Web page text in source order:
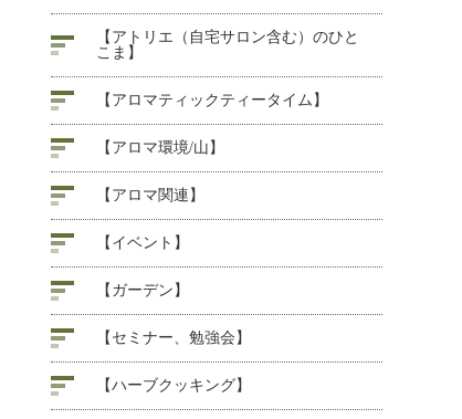
【アトリエ（自宅サロン含む）のひと
こま】
【アロマティックティータイム】
【アロマ環境/山】
【アロマ関連】
【イベント】
【ガーデン】
【セミナー、勉強会】
【ハーブクッキング】